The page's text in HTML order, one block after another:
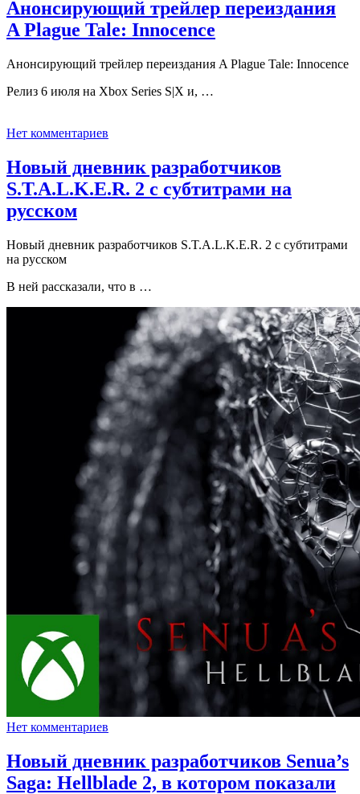
Анонсирующий трейлер переиздания
A Plague Tale: Innocence
Анонсирующий трейлер переиздания A Plague Tale: Innocence
Релиз 6 июля на Xbox Series S|X и, …
Нет комментариев
Новый дневник разработчиков
S.T.A.L.K.E.R. 2 с субтитрами на
русском
Новый дневник разработчиков S.T.A.L.K.E.R. 2 с субтитрами
на русском
В ней рассказали, что в …
Нет комментариев
Новый дневник разработчиков Senua’s
Saga: Hellblade 2, в котором показали